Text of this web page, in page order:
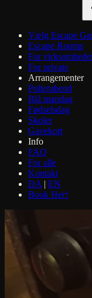
Vælg Escape
Escape Rooms
For
For private
Arrangementer
Polterabend
Blå mandag
Fødselsdag
Skoler
Gavekort
Info
FAQ
For alle
Kontakt
DA | EN
Book Her!